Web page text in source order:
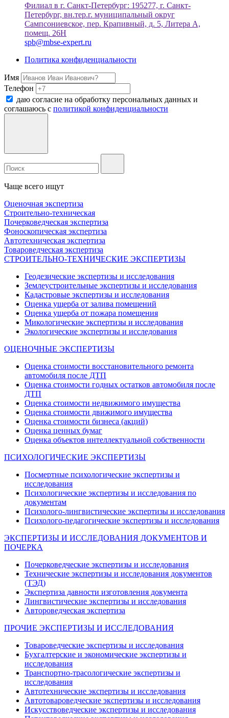
Филиал в г. Санкт-Петербург: 195277, г. Санкт-
Петербург, вн.тер.г. муниципальный округ
Сампсониевское, пер. Крапивный, д. 5, Литера А,
помещ. 26Н
spb@mbse-expert.ru
Политика конфиденциальности
Имя
Телефон
даю согласие на обработку персональных данных и
соглашаюсь c политикой конфиденциальности
Чаще всего ищут
Оценочная экспертиза
Строительно-техническая
Почерковедческая экспертиза
Фоноскопическая экспертиза
Автотехническая экспертиза
Товароведческая экспертиза
СТРОИТЕЛЬНО-ТЕХНИЧЕСКИЕ ЭКСПЕРТИЗЫ
Геодезические экспертизы и исследования
Землеустроительные экспертизы и исследования
Кадастровые экспертизы и исследования
Оценка ущерба от залива помещений
Оценка ущерба от пожара помещения
Микологические экспертизы и исследования
Экологические экспертизы и исследования
ОЦЕНОЧНЫЕ ЭКСПЕРТИЗЫ
Оценка стоимости восстановительного ремонта
автомобиля после ДТП
Оценка стоимости годных остатков автомобиля после
ДТП
Оценка стоимости недвижимого имущества
Оценка стоимости движимого имущества
Оценка стоимости бизнеса (акций)
Оценка ценных бумаг
Оценка объектов интеллектуальной собственности
ПСИХОЛОГИЧЕСКИЕ ЭКСПЕРТИЗЫ
Посмертные психологические экспертизы и
исследования
Психологические экспертизы и исследования по
документам
Психолого-лингвистические экспертизы и исследования
Психолого-педагогические экспертизы и исследования
ЭКСПЕРТИЗЫ И ИССЛЕДОВАНИЯ ДОКУМЕНТОВ И
ПОЧЕРКА
Почерковедческие экспертизы и исследования
Технические экспертизы и исследования документов
(ТЭД)
Экспертиза давности изготовления документа
Лингвистические экспертизы и исследования
Автороведческая экспертиза
ПРОЧИЕ ЭКСПЕРТИЗЫ И ИССЛЕДОВАНИЯ
Товароведческие экспертизы и исследования
Бухгалтерские и экономические экспертизы и
исследования
Транспортно-трасологические экспертизы и
исследования
Автотехнические экспертизы и исследования
Автотовароведческие экспертизы и исследования
Искусствоведческие экспертизы и исследования